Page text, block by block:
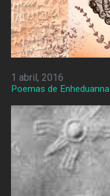
1 abril, 2016
Poemas de Enheduanna